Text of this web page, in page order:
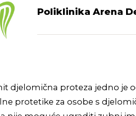
Poliklinika Arena
djelomična proteza jedno je
protetike za osobe s